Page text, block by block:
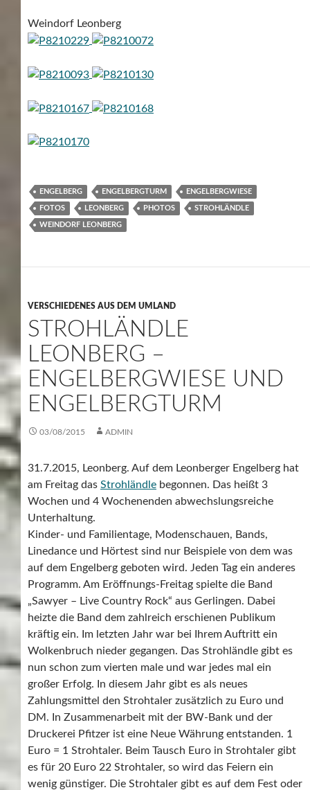
Weindorf Leonberg
ENGELBERG ENGELBERGTURM ENGELBERGWIESE
FOTOS LEONBERG PHOTOS STROHLÄNDLE
WEINDORF LEONBERG
VERSCHIEDENES AUS DEM UMLAND
STROHLÄNDLE
LEONBERG –
ENGELBERGWIESE UND
ENGELBERGTURM
03/08/2015 ADMIN
31.7.2015, Leonberg. Auf dem Leonberger Engelberg hat
am Freitag das Strohländle begonnen. Das heißt 3
Wochen und 4 Wochenenden abwechslungsreiche
Unterhaltung.
Kinder- und Familientage, Modenschauen, Bands,
Linedance und Hörtest sind nur Beispiele von dem was
auf dem Engelberg geboten wird. Jeden Tag ein anderes
Programm. Am Eröffnungs-Freitag spielte die Band
„Sawyer – Live Country Rock“ aus Gerlingen. Dabei
heizte die Band dem zahlreich erschienen Publikum
kräftig ein. Im letzten Jahr war bei Ihrem Auftritt ein
Wolkenbruch nieder gegangen. Das Strohländle gibt es
nun schon zum vierten male und war jedes mal ein
großer Erfolg. In diesem Jahr gibt es als neues
Zahlungsmittel den Strohtaler zusätzlich zu Euro und
DM. In Zusammenarbeit mit der BW-Bank und der
Druckerei Pfitzer ist eine Neue Währung entstanden. 1
Euro = 1 Strohtaler. Beim Tausch Euro in Strohtaler gibt
es für 20 Euro 22 Strohtaler, so wird das Feiern ein
wenig günstiger. Die Strohtaler gibt es auf dem Fest oder